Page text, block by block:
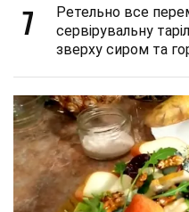
7
Ретельно все
сервірувальну
зверху сиром та